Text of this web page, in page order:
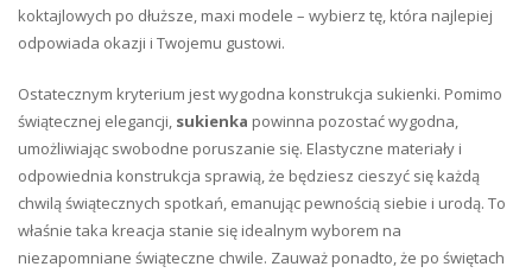
koktajlowych po dłuższe, maxi modele – wybierz tę, która najlepiej
odpowiada okazji i Twojemu gustowi.
Ostatecznym kryterium jest wygodna konstrukcja sukienki. Pomimo
świątecznej elegancji, sukienka powinna pozostać wygodna,
umożliwiając swobodne poruszanie się. Elastyczne materiały i
odpowiednia konstrukcja sprawią, że będziesz cieszyć się każdą
chwilą świątecznych spotkań, emanując pewnością siebie i urodą. To
właśnie taka kreacja stanie się idealnym wyborem na
niezapomniane świąteczne chwile. Zauważ ponadto, że po świętach